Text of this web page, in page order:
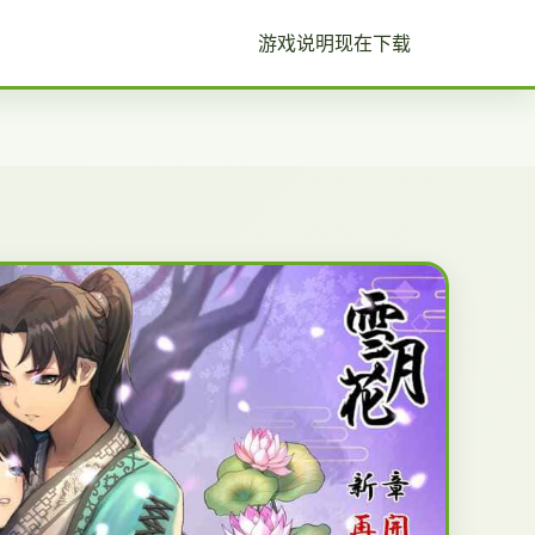
游戏说明现在下载